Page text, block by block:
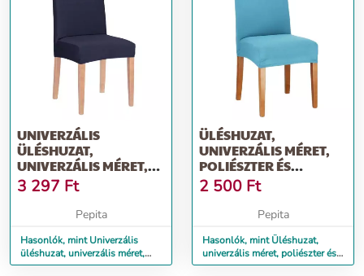
UNIVERZÁLIS
ÜLÉSHUZAT,
UNIVERZÁLIS MÉRET,
POLIÉSZTER ÉS
SPANDEX,...
3 297 Ft
Pepita
Hasonlók, mint Univerzális
üléshuzat, univerzális méret,
poliészter és spandex,...
ÜLÉSHUZAT,
UNIVERZÁLIS MÉRET,
POLIÉSZTER ÉS
SPANDEX, VILÁGOSKÉK
2 500 Ft
Pepita
Hasonlók, mint Üléshuzat,
univerzális méret, poliészter és
spandex, világoskék